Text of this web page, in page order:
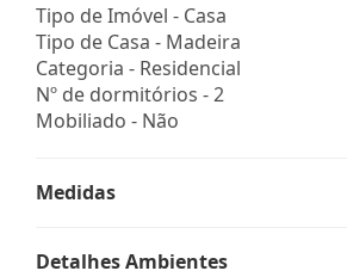
Tipo de Imóvel - Casa
Tipo de Casa - Madeira
Categoria - Residencial
Nº de dormitórios - 2
Mobiliado - Não
Medidas
Detalhes Ambientes